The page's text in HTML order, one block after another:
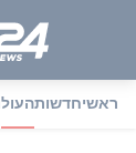
ראשיחדשות